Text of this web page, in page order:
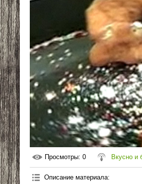
Просмотры: 0 Вкусно и
Описание материала: